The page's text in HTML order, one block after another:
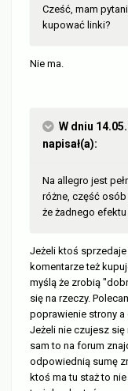
Cześć, mam
kupować linki?
Nie ma.
W dniu
napisał(a):
Na allegro jest
różne, część
że żadnego
Jeżeli ktoś
komentarze też
myślą że zrobią
się na rzeczy.
poprawienie strony
Jeżeli nie czujesz
sam to na forum
odpowiednią sumę
ktoś ma tu staż to